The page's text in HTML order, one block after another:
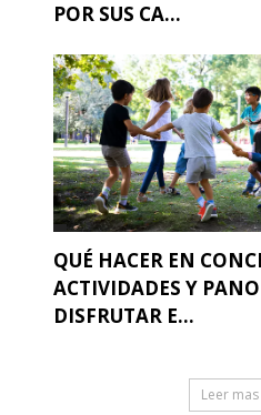
POR SUS CA...
QUÉ HACER EN
ACTIVIDADES Y
DISFRUTAR E...
Leer mas